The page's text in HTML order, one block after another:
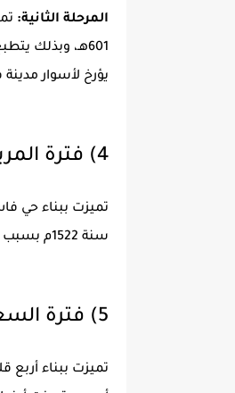
المرحلة الثانية:
601هـ، وبذلك
يؤرخ لأسوار
4) فترة المرينيين
سنة 1522م بسبب الزلزال الشديد الذي ضرب فاس في هذا التاريخ
5) فترة السعديين